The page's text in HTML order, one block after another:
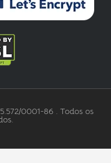
0001-86 . Todos os